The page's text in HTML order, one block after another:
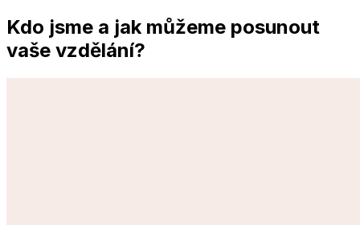
Kdo jsme a jak můžeme posunout
vaše vzdělání?